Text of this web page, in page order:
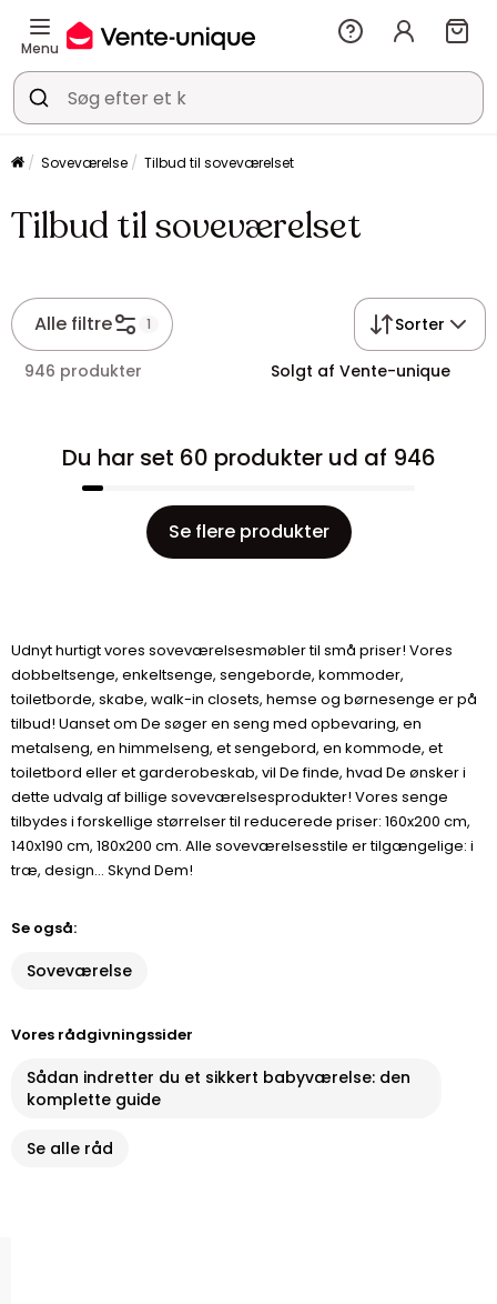
Menu
Soveværelse Tilbud til soveværelset
Tilbud til soveværelset
Alle filtre 1 Sorter
946 produkter Solgt af Vente-unique
Du har set 60 produkter ud af 946
Se flere produkter
Udnyt hurtigt vores soveværelsesmøbler til små priser! Vores
dobbeltsenge, enkeltsenge, sengeborde, kommoder,
toiletborde, skabe, walk-in closets, hemse og børnesenge er på
tilbud! Uanset om De søger en seng med opbevaring, en
metalseng, en himmelseng, et sengebord, en kommode, et
toiletbord eller et garderobeskab, vil De finde, hvad De ønsker i
dette udvalg af billige soveværelsesprodukter! Vores senge
tilbydes i forskellige størrelser til reducerede priser: 160x200 cm,
140x190 cm, 180x200 cm. Alle soveværelsesstile er tilgængelige: i
træ, design... Skynd Dem!
Se også:
Soveværelse
Vores rådgivningssider
Sådan indretter du et sikkert babyværelse: den
komplette guide
Se alle råd